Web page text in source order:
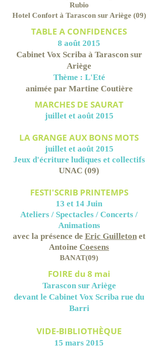
Rubio
Hotel Confort à Tarascon sur Ariège (09)
TABLE A CONFIDENCES
8 août 2015
Cabinet Vox Scriba à Tarascon sur
Ariège
Thème : L'Eté
animée par Martine Coutière
MARCHES DE SAURAT
juillet et août 2015
LA GRANGE AUX BONS MOTS
juillet et août 2015
Jeux d'écriture ludiques et collectifs
UNAC (09)
FESTI'SCRIB PRINTEMPS
13 et 14 Juin
Ateliers / Spectacles / Concerts /
Animations
avec la présence de Eric Guilletonet
Antoine Coesens
BANAT(09)
FOIRE du 8 mai
Tarascon sur Ariège
devant le Cabinet Vox Scriba rue du
Barri
VIDE-BIBLIOTHÈQUE
15 mars 2015